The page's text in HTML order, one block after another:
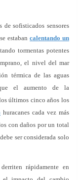
sofisticados sensores
estabancalentando un
tormentas potentes
el nivel del mar
térmica de las aguas
que el aumento de la
últimos cinco años los
huracanes cada vez más
con daños por un total
ser considerada solo
derriten rápidamente en